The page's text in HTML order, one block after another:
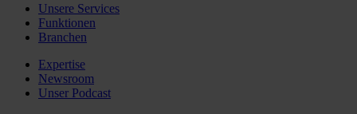
Unsere Services
Funktionen
Branchen
Expertise
Newsroom
Unser Podcast